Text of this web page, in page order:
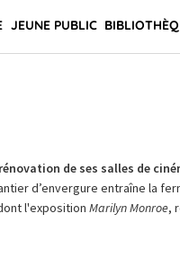
JEUNE PUBLIC
de ses salles de
d’envergure entraîne la
l'exposition Marilyn Monroe,